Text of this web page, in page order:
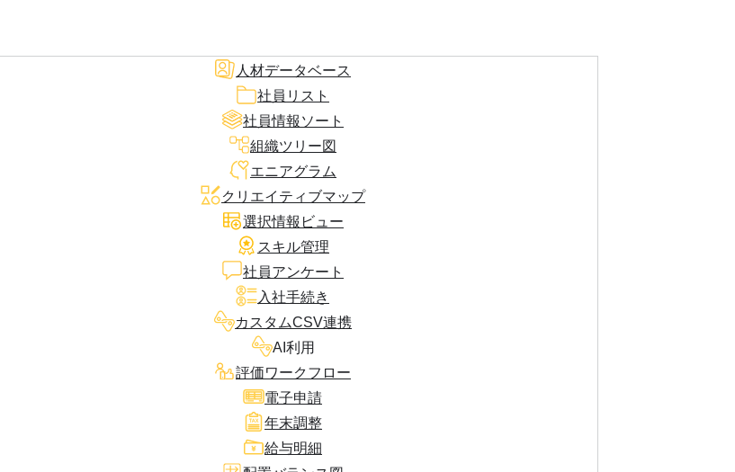
人材データベース
社員リスト
社員情報ソート
組織ツリー図
エニアグラム
クリエイティブマップ
選択情報ビュー
スキル管理
社員アンケート
入社手続き
カスタムCSV連携
AI利用
評価ワークフロー
電子申請
年末調整
給与明細